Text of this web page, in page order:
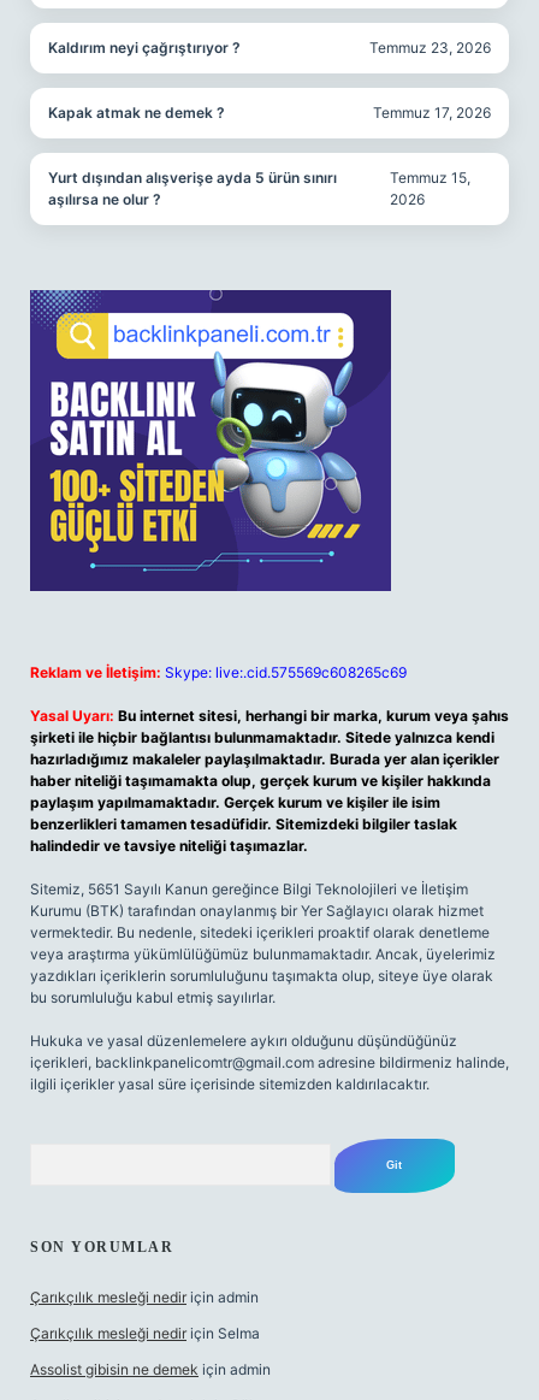
Kaldırım neyi çağrıştırıyor ? Temmuz 23, 2026
Kapak atmak ne demek ? Temmuz 17, 2026
Yurt dışından alışverişe ayda 5 ürün sınırı
aşılırsa ne olur ?
Temmuz 15,
2026
Reklam ve İletişim: Skype: live:.cid.575569c608265c69
Yasal Uyarı: Bu internet sitesi, herhangi bir marka, kurum veya şahıs
şirketi ile hiçbir bağlantısı bulunmamaktadır. Sitede yalnızca kendi
hazırladığımız makaleler paylaşılmaktadır. Burada yer alan içerikler
haber niteliği taşımamakta olup, gerçek kurum ve kişiler hakkında
paylaşım yapılmamaktadır. Gerçek kurum ve kişiler ile isim
benzerlikleri tamamen tesadüfidir. Sitemizdeki bilgiler taslak
halindedir ve tavsiye niteliği taşımazlar.
Sitemiz, 5651 Sayılı Kanun gereğince Bilgi Teknolojileri ve İletişim
Kurumu (BTK) tarafından onaylanmış bir Yer Sağlayıcı olarak hizmet
vermektedir. Bu nedenle, sitedeki içerikleri proaktif olarak denetleme
veya araştırma yükümlülüğümüz bulunmamaktadır. Ancak, üyelerimiz
yazdıkları içeriklerin sorumluluğunu taşımakta olup, siteye üye olarak
bu sorumluluğu kabul etmiş sayılırlar.
Hukuka ve yasal düzenlemelere aykırı olduğunu düşündüğünüz
içerikleri, backlinkpanelicomtr@gmail.com adresine bildirmeniz halinde,
ilgili içerikler yasal süre içerisinde sitemizden kaldırılacaktır.
SON YORUMLAR
Çarıkçılık mesleği nedir için admin
Çarıkçılık mesleği nedir için Selma
Assolist gibisin ne demek için admin